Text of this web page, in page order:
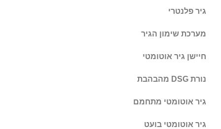
גיר פלנטרי
מערכת שימון הגיר
חיישן גיר אוטומטי
נורת DSG מהבהבת
גיר אוטומטי מתחמם
גיר אוטומטי בועט